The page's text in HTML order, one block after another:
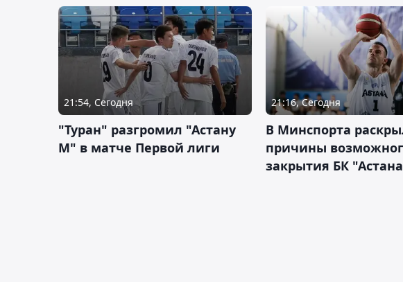
21:54, Сегодня
"Туран" разгромил "Астану
М" в матче Первой лиги
21:16, Сегодня
В Минспорта
причины
закрытия БК